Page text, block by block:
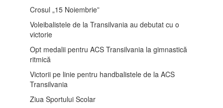
Crosul „15 Noiembrie”
Voleibalistele de la Transilvania au debutat cu o
victorie
Opt medalii pentru ACS Transilvania la gimnastică
ritmică
Victorii pe linie pentru handbalistele de la ACS
Transilvania
Ziua Sportului Scolar